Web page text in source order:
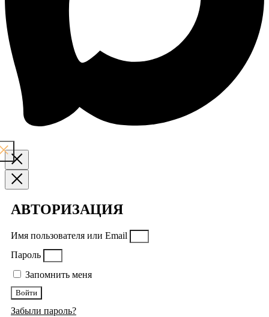
АВТОРИЗАЦИЯ
Имя пользователя или Email
Пароль
Запомнить меня
Войти
Забыли пароль?